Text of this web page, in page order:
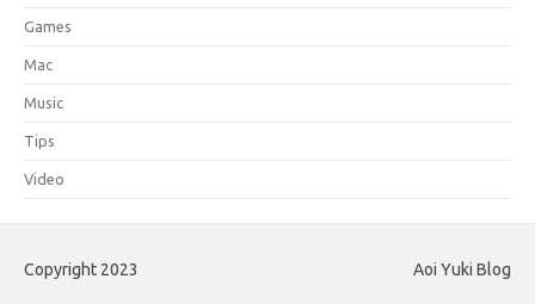
Games
Mac
Music
Tips
Video
Copyright 2023 Aoi Yuki Blog